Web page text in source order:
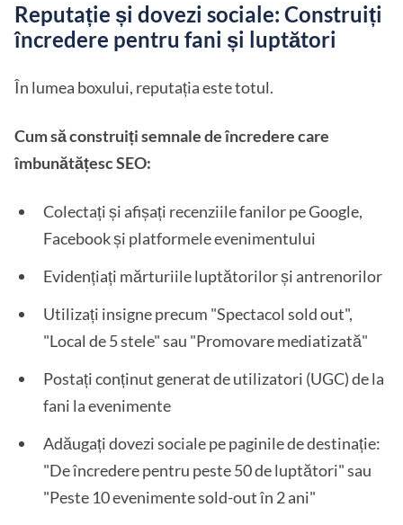
Reputație și dovezi sociale: Construiți
încredere pentru fani și luptători
În lumea boxului, reputația este totul.
Cum să construiți semnale de încredere care
îmbunătățesc SEO:
Colectați și afișați recenziile fanilor pe Google,
Facebook și platformele evenimentului
Evidențiați mărturiile luptătorilor și antrenorilor
Utilizați insigne precum "Spectacol sold out",
"Local de 5 stele" sau "Promovare mediatizată"
Postați conținut generat de utilizatori (UGC) de la
fani la evenimente
Adăugați dovezi sociale pe paginile de destinație:
"De încredere pentru peste 50 de luptători" sau
"Peste 10 evenimente sold-out în 2 ani"